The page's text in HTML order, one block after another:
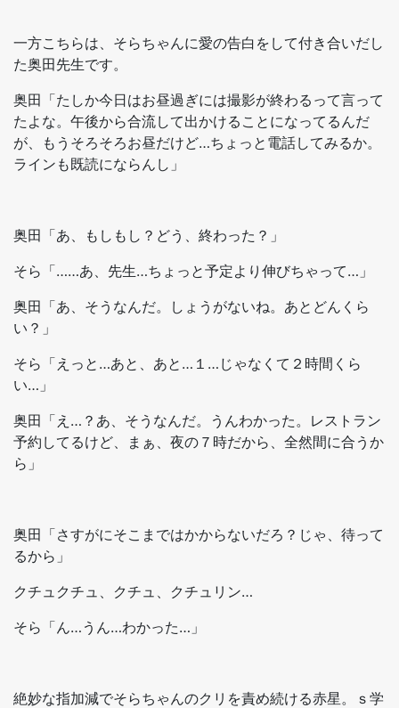
一方こちらは、そらちゃんに愛の告白をして付き合いだし
た奥田先生です。
奥田「たしか今日はお昼過ぎには撮影が終わるって言って
たよな。午後から合流して出かけることになってるんだ
が、もうそろそろお昼だけど…ちょっと電話してみるか。
ラインも既読にならんし」
奥田「あ、もしもし？どう、終わった？」
そら「……あ、先生…ちょっと予定より伸びちゃって…」
奥田「あ、そうなんだ。しょうがないね。あとどんくら
い？」
そら「えっと…あと、あと…１…じゃなくて２時間くら
い…」
奥田「え…？あ、そうなんだ。うんわかった。レストラン
予約してるけど、まぁ、夜の７時だから、全然間に合うか
ら」
奥田「さすがにそこまではかからないだろ？じゃ、待って
るから」
クチュクチュ、クチュ、クチュリン…
そら「ん…うん…わかった…」
絶妙な指加減でそらちゃんのクリを責め続ける赤星。ｓ学